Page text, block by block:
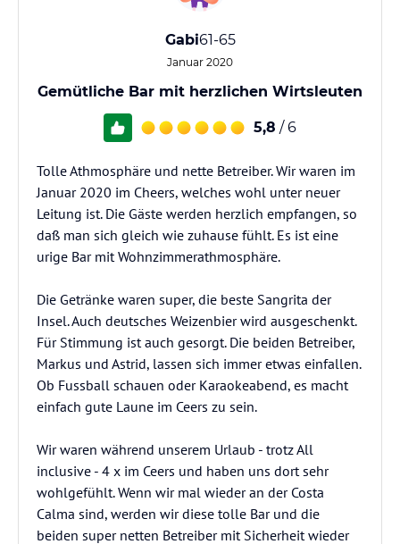
Gabi61-65
Januar 2020
Gemütliche Bar mit herzlichen Wirtsleuten
5,8 / 6
Tolle Athmosphäre und nette Betreiber. Wir waren im
Januar 2020 im Cheers, welches wohl unter neuer
Leitung ist. Die Gäste werden herzlich empfangen, so
daß man sich gleich wie zuhause fühlt. Es ist eine
urige Bar mit Wohnzimmerathmosphäre.
Die Getränke waren super, die beste Sangrita der
Insel. Auch deutsches Weizenbier wird ausgeschenkt.
Für Stimmung ist auch gesorgt. Die beiden Betreiber,
Markus und Astrid, lassen sich immer etwas einfallen.
Ob Fussball schauen oder Karaokeabend, es macht
einfach gute Laune im Ceers zu sein.
Wir waren während unserem Urlaub - trotz All
inclusive - 4 x im Ceers und haben uns dort sehr
wohlgefühlt. Wenn wir mal wieder an der Costa
Calma sind, werden wir diese tolle Bar und die
beiden super netten Betreiber mit Sicherheit wieder